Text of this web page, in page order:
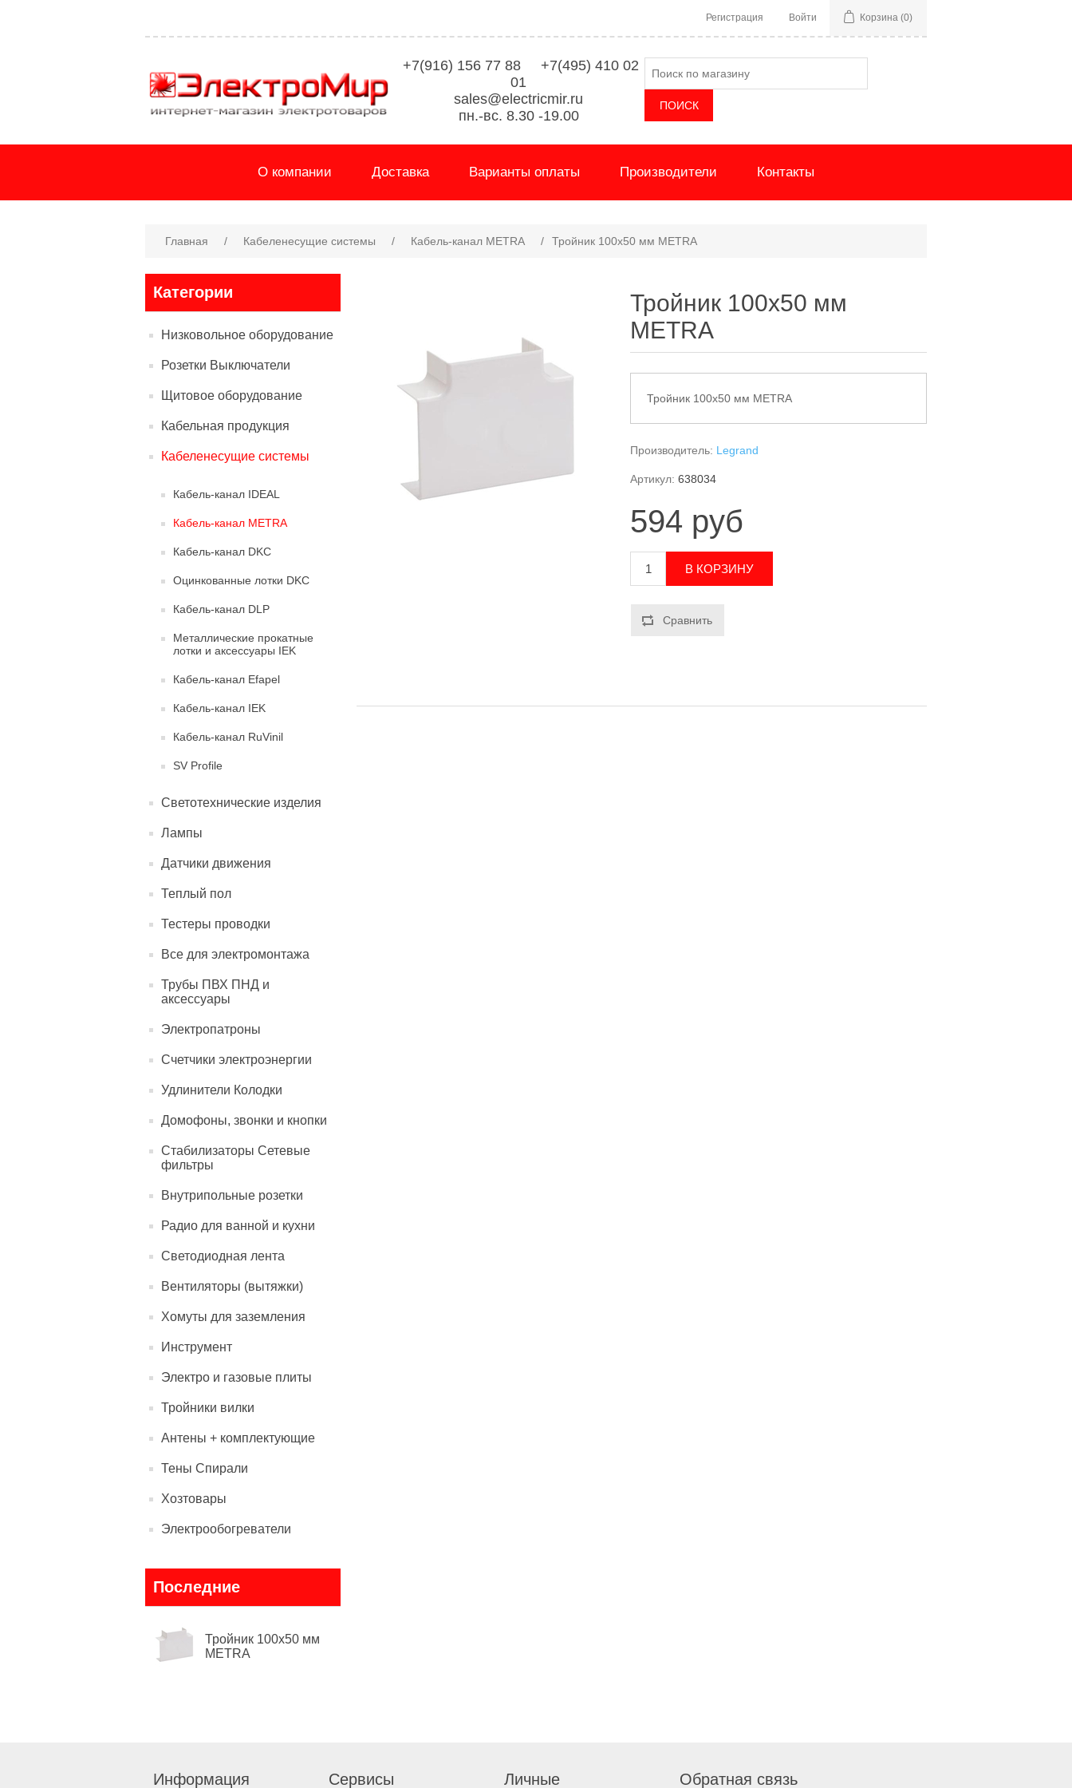
Регистрация Войти Корзина (0)
+7(916) 156 77 88 +7(495) 410 02
01
sales@electricmir.ru
пн.-вс. 8.30 -19.00
О компании Доставка Варианты оплаты Производители Контакты
Главная / Кабеленесущие системы / Кабель-канал METRA / Тройник 100x50 мм METRA
Категории
Низковольное оборудование
Розетки Выключатели
Щитовое оборудование
Кабельная продукция
Кабеленесущие системы
Кабель-канал IDEAL
Кабель-канал METRA
Кабель-канал DKC
Оцинкованные лотки DKC
Кабель-канал DLP
Металлические прокатные
лотки и аксессуары IEK
Кабель-канал Efapel
Кабель-канал IEK
Кабель-канал RuVinil
SV Profile
Светотехнические изделия
Лампы
Датчики движения
Теплый пол
Тестеры проводки
Все для электромонтажа
Трубы ПВХ ПНД и
аксессуары
Электропатроны
Счетчики электроэнергии
Удлинители Колодки
Домофоны, звонки и кнопки
Стабилизаторы Сетевые
фильтры
Внутрипольные розетки
Радио для ванной и кухни
Светодиодная лента
Вентиляторы (вытяжки)
Хомуты для заземления
Инструмент
Электро и газовые плиты
Тройники вилки
Антены + комплектующие
Тены Спирали
Хозтовары
Электрообогреватели
Последние
Тройник 100x50 мм
METRA
Тройник 100x50 мм
METRA
Тройник 100x50 мм METRA
Производитель: Legrand
Артикул: 638034
594 руб
Информация Сервисы Личные Обратная связь